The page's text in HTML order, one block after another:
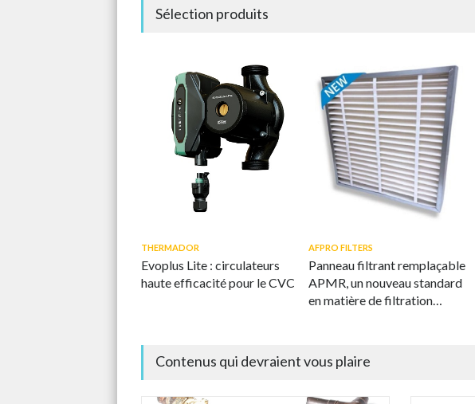
Sélection produits
THERMADOR
Evoplus Lite : circulateurs
haute efficacité pour le CVC
AFPRO FILTERS
Panneau filtrant remplaçable
APMR, un nouveau standard
en matière de filtration
Contenus qui devraient vous plaire